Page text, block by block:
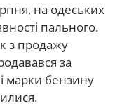
на одеських
пального.
з продажу
за
марки бензину